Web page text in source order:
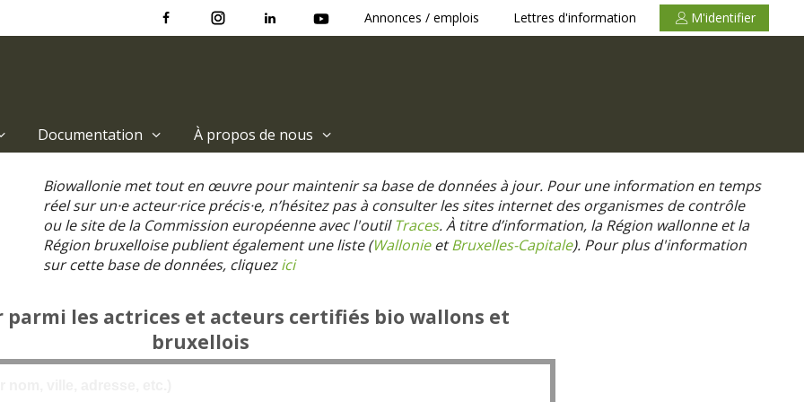
Annonces / emplois Lettres d'information M'identifier
Documentation À propos de nous
Biowallonie met tout en œuvre pour maintenir sa base de données à jour. Pour une information en temps
réel sur un·e acteur·rice précis·e, n’hésitez pas à consulter les sites internet des organismes de contrôle
ou le site de la Commission européenne avec l'outilTraces. À titre d’information, la Région wallonne et la
Région bruxelloise publient également une liste (WallonieetBruxelles-Capitale). Pour plus d'information
sur cette base de données, cliquezici
parmi les actrices et acteurs certifiés bio wallons et
bruxellois